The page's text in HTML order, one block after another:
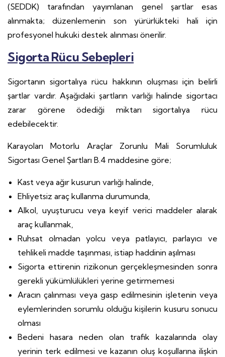
(SEDDK) tarafından yayımlanan genel şartlar esas
alınmakta; düzenlemenin son yürürlükteki hali için
profesyonel hukuki destek alınması önerilir.
Sigorta Rücu Sebepleri
Sigortanın sigortalıya rücu hakkının oluşması için belirli
şartlar vardır. Aşağıdaki şartların varlığı halinde sigortacı
zarar görene ödediği miktarı sigortalıya rücu
edebilecektir.
Karayoları Motorlu Araçlar Zorunlu Mali Sorumluluk
Sigortası Genel Şartları B.4 maddesine göre;
Kast veya ağır kusurun varlığı halinde,
Ehliyetsiz araç kullanma durumunda,
Alkol, uyuşturucu veya keyif verici maddeler alarak
araç kullanmak,
Ruhsat olmadan yolcu veya patlayıcı, parlayıcı ve
tehlikeli madde taşınması, istiap haddinin aşılması
Sigorta ettirenin rizikonun gerçekleşmesinden sonra
gerekli yükümlülükleri yerine getirmemesi
Aracın çalınması veya gasp edilmesinin işletenin veya
eylemlerinden sorumlu olduğu kişilerin kusuru sonucu
olması
Bedeni hasara neden olan trafik kazalarında olay
yerinin terk edilmesi ve kazanın oluş koşullarına ilişkin